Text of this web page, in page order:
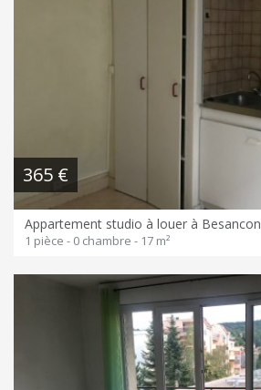
365 €
Appartement studio à louer à Besancon
1 pièce - 0 chambre - 17 m²